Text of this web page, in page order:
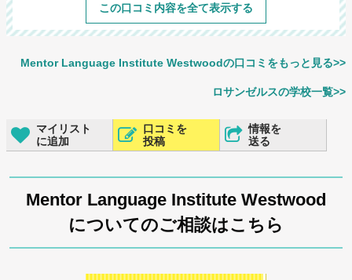
この口コミ内容を全て表示する
Mentor Language Institute Westwoodの口コミをもっと見る>>
ロサンゼルスの学校一覧>>
マイリスト
に追加
口コミを
投稿
情報を
送る
Mentor Language Institute Westwood
についてのご相談はこちら